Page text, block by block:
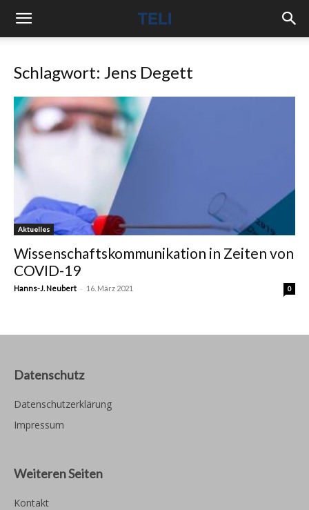
Schlagwort: Jens Degett
Aktuelles
Wissenschaftskommunikation in Zeiten von
COVID-19
Hanns-J. Neubert - 16. März 2021 0
Datenschutz
Datenschutzerklärung
Impressum
Weiteren Seiten
Kontakt